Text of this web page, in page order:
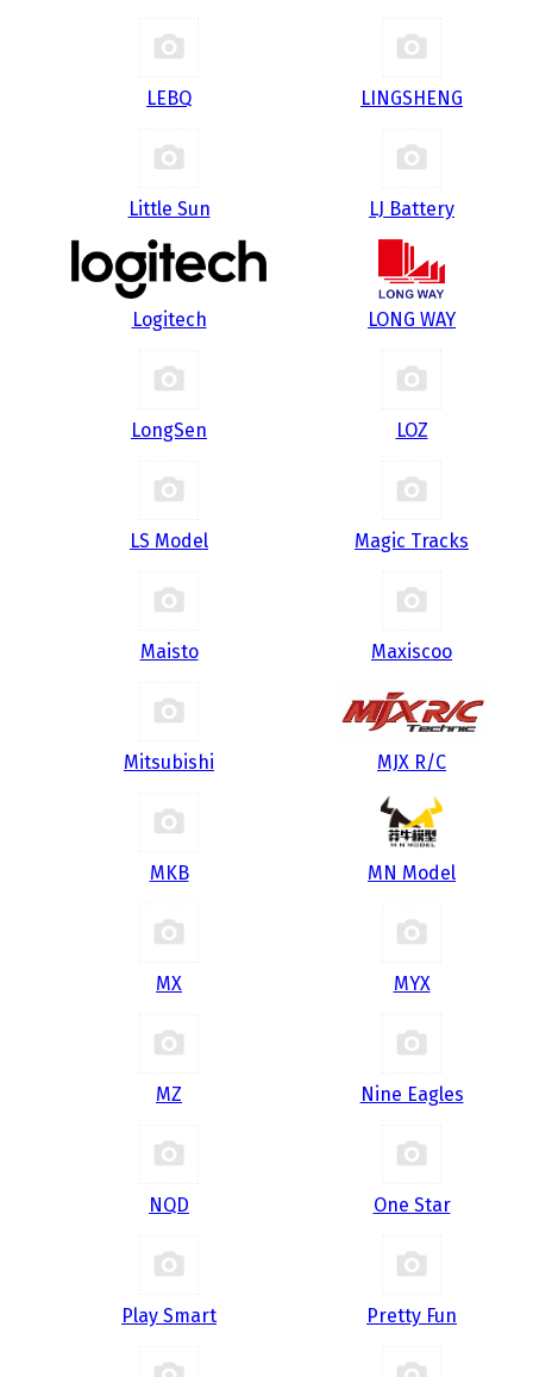
LEBQ LINGSHENG
Little Sun LJ Battery
Logitech LONG WAY
LongSen LOZ
LS Model Magic Tracks
Maisto Maxiscoo
Mitsubishi MJX R/C
MKB MN Model
MX MYX
MZ Nine Eagles
NQD One Star
Play Smart Pretty Fun